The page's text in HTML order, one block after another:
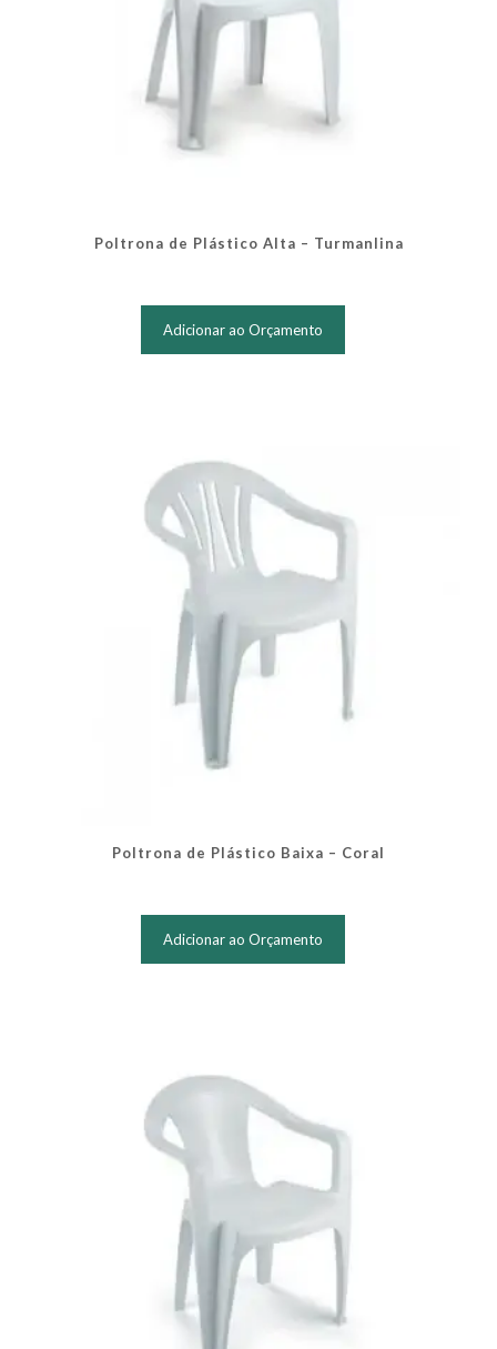
Poltrona de Plástico Alta – Turmanlina
Adicionar ao Orçamento
Poltrona de Plástico Baixa – Coral
Adicionar ao Orçamento